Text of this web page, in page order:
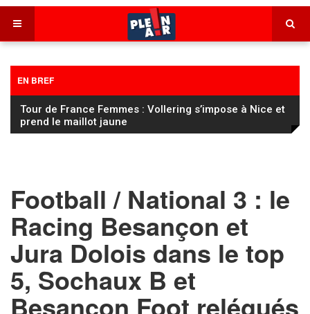
EN BREF
Tour de France Femmes : Vollering s’impose à Nice et
prend le maillot jaune
Football / National 3 : le
Racing Besançon et
Jura Dolois dans le top
5, Sochaux B et
Besançon Foot relégués